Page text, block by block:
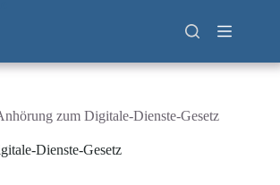
zum Digitale-Dienste-Gesetz
Dienste-Gesetz